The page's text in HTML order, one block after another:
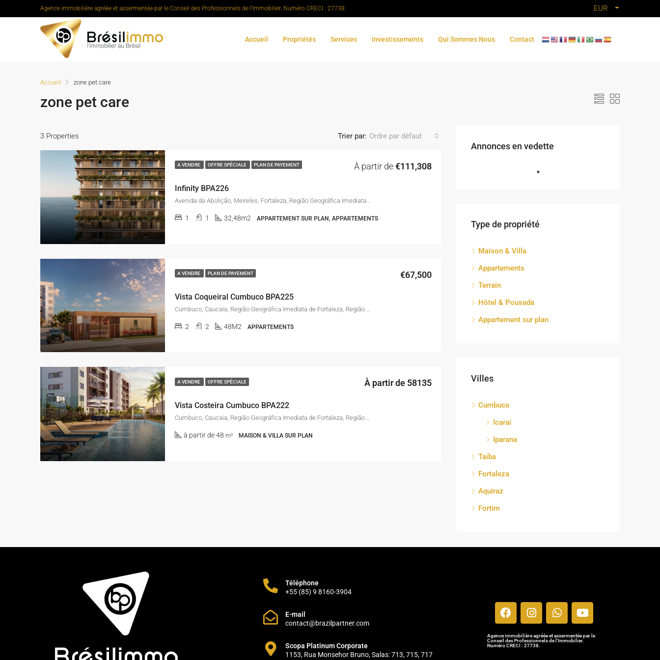
Agence immobilière agréée et assermentée par le Conseil des Professionnels de l'Immobilier. Numéro CRECI : 27738. EUR
Accueil Propriétés Services Investissements Qui Sommes Nous Contact
Accueil zone pet care
zone pet care
3 Properties Trier par: Ordre par défaut
A VENDRE OFFRE SPÉCIALE PLAN DE PAYEMENT
Infinity BPA226
À partir de€111,308
Avenida da Abolição, Meireles, Fortaleza, Região Geográfica Imediata de Fortaleza, Região Geográfica Intermediária de Fortaleza, Ceará, Região Nordeste, 60165-080, Brasil
1 1 32,48m2 APPARTEMENT SUR PLAN, APPARTEMENTS
A VENDRE PLAN DE PAYEMENT
Vista Coqueiral Cumbuco BPA225
€67,500
2 2 48M2 APPARTEMENTS
A VENDRE OFFRE SPÉCIALE
Vista Costeira Cumbuco BPA222
À partir de 58135
à partir de 48 m² MAISON & VILLA SUR PLAN
Annonces en vedette
Type de propriété
Maison & Villa
Appartements
Terrain
Hôtel & Pousada
Appartement sur plan
Villes
Cumbuco
Icaraí
Iparana
Taíba
Fortaleza
Aquiraz
Fortim
Téléphone
+55 (85) 9 8160-3904
E-mail
contact@brazilpartner.com
Scopa Platinum Corporate
1153, Rua Monsehor Bruno, Salas: 713, 715, 717
Agence immobilière agréée et assermentée par le
Conseil des Professionnels de l'Immobilier.
Numéro CRECI : 27738.